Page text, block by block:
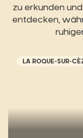
zu erkunden
entdecken,
LA ROQUE-SUR-